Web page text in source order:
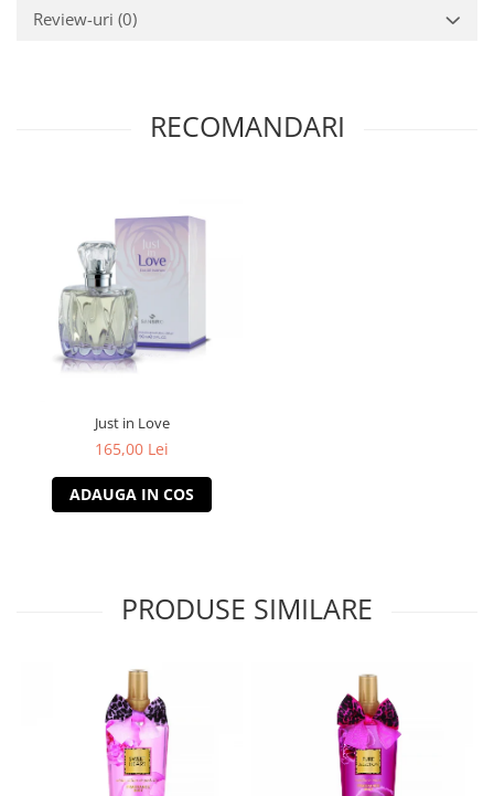
Review-uri (0)
RECOMANDARI
Just in Love
165,00 Lei
ADAUGA IN COS
PRODUSE SIMILARE